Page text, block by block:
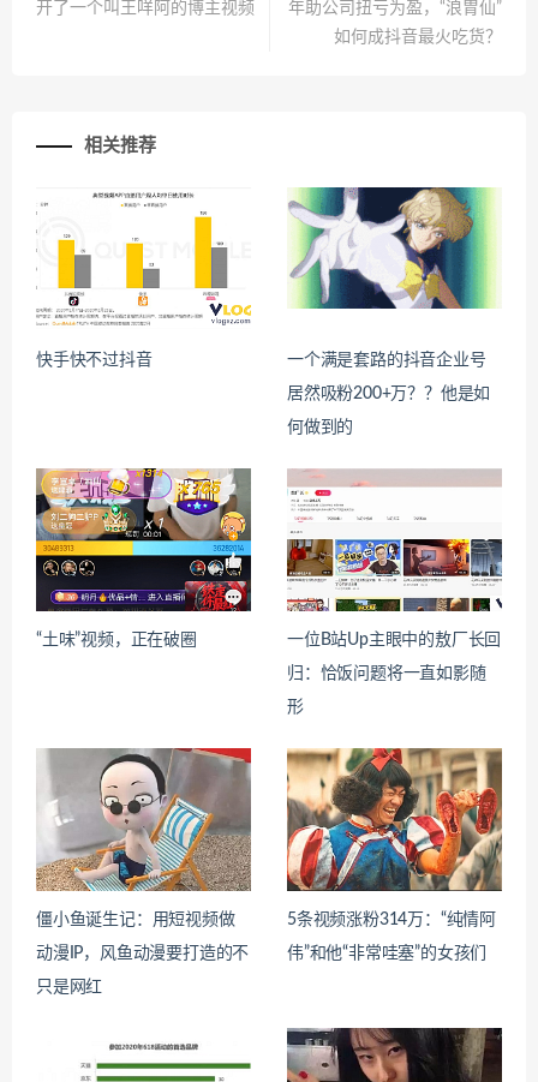
开了一个叫王咩阿的博主视频
年助公司扭亏为盈，“浪胃仙”
如何成抖音最火吃货？
相关推荐
快手快不过抖音
一个满是套路的抖音企业号
居然吸粉200+万？？他是如
何做到的
“土味”视频，正在破圈
一位B站Up主眼中的敖厂长回
归：恰饭问题将一直如影随
形
僵小鱼诞生记：用短视频做
动漫IP，风鱼动漫要打造的不
只是网红
5条视频涨粉314万：“纯情阿
伟”和他“非常哇塞”的女孩们